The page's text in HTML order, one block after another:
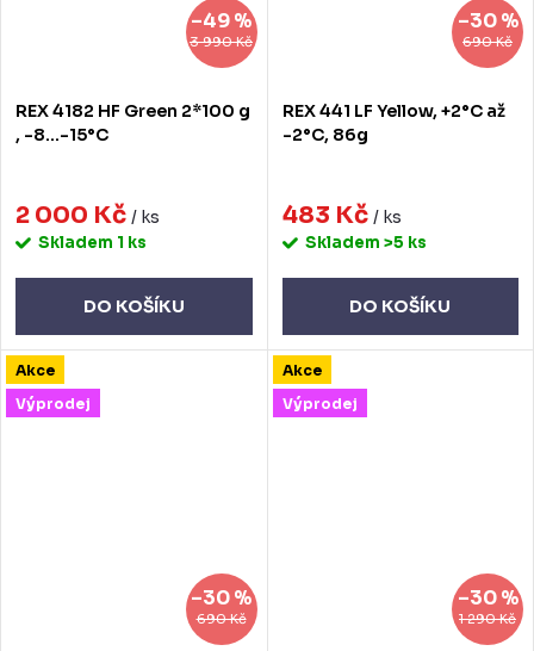
3 990 Kč
–49 %
REX 4182 HF Green 2*100 g
, -8...-15°C
2 000 Kč / ks
Skladem 1 ks
DO KOŠÍKU
690 Kč
–30 %
REX 441 LF Yellow, +2°C až
-2°C, 86g
483 Kč / ks
Skladem >5 ks
DO KOŠÍKU
Akce
Výprodej
690 Kč
–30 %
Akce
Výprodej
1 290 Kč
–30 %